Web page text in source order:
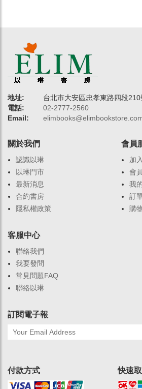
地址:
台北市大安區忠孝東路四段210
電話:
02-2777-2560
Email:
關於我們
認識以琳
以琳門市
最新消息
合約書房
隱私權政策
會員
加
會
我
訂
購
客服中心
聯絡我們
我要發問
常見問題FAQ
聯絡以琳
訂閱電子報
付款方式 快速